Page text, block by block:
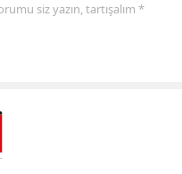
Sakarya
siz yazın, tartışalım *